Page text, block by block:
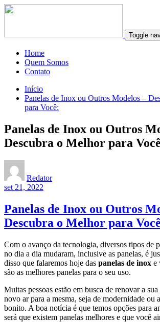
Toggle
Home
Quem Somos
Contato
Início
Panelas de Inox ou Outros Modelos –
para Você:
Panelas de Inox ou Outros
Descubra o Melhor para
Redator
set 21, 2022
Panelas de Inox ou Outros
Descubra o Melhor para
Com o avanço da tecnologia, diversos tipos de
no dia a dia mudaram, inclusive as panelas, é
disso que falaremos hoje das panelas de inox e
são as melhores panelas para o seu uso.
Muitas pessoas estão em busca de renovar a
novo ar para a mesma, seja de modernidade ou
bonito. A boa notícia é que temos opções para
será que existem panelas melhores e que você